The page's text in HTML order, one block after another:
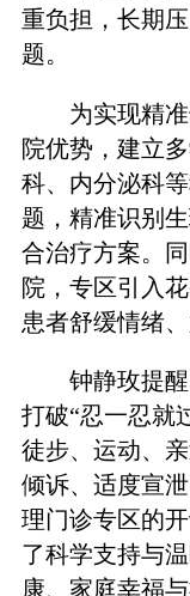
重负担，长期
题。
为实现精
院优势，建立
科、内分泌科
题，精准识别
合治疗方案。
院，专区引入
患者舒缓情绪、
钟静玫提
打破“忍一忍就
徒步、运动、
倾诉、适度宣
理门诊专区的
了科学支持与
康、家庭幸福